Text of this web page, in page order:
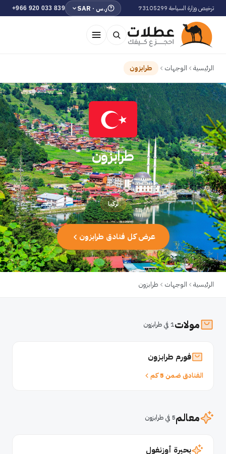
ترخيص وزارة السياحة 73105299 ر.س · SAR +966 920 033 839
الرئيسية الوجهات طرابزون
طرابزون
تركيا
تركيا
عرض كل فنادق طرابزون
الرئيسية الوجهات طرابزون
مولات1 في طرابزون
فورم طرابزون
الفنادق ضمن 5 كم
معالم5 في طرابزون
بحيرة أوزنغول